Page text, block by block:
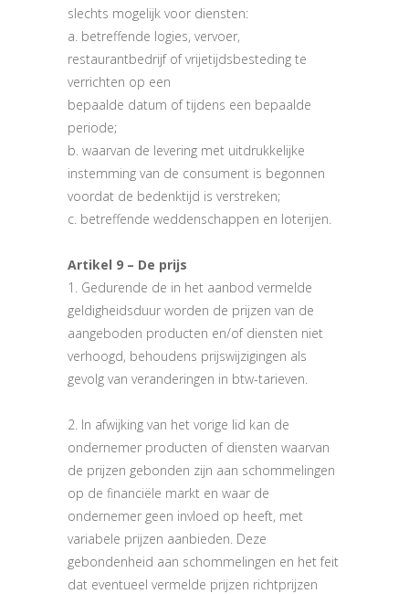
slechts mogelijk voor diensten:
a. betreffende logies, vervoer,
restaurantbedrijf of vrijetijdsbesteding te
verrichten op een
bepaalde datum of tijdens een bepaalde
periode;
b. waarvan de levering met uitdrukkelijke
instemming van de consument is begonnen
voordat de bedenktijd is verstreken;
c. betreffende weddenschappen en loterijen.
Artikel 9 – De prijs
1. Gedurende de in het aanbod vermelde
geldigheidsduur worden de prijzen van de
aangeboden producten en/of diensten niet
verhoogd, behoudens prijswijzigingen als
gevolg van veranderingen in btw-tarieven.
2. In afwijking van het vorige lid kan de
ondernemer producten of diensten waarvan
de prijzen gebonden zijn aan schommelingen
op de financiële markt en waar de
ondernemer geen invloed op heeft, met
variabele prijzen aanbieden. Deze
gebondenheid aan schommelingen en het feit
dat eventueel vermelde prijzen richtprijzen